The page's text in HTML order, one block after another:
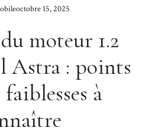
octobre 15, 2025
moteur 1.2
Astra : points
à